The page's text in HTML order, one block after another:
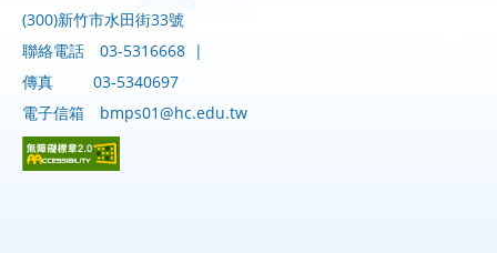
(300)新竹市水田街33號
聯絡電話
03-5316668 |
傳真
03-5340697
電子信箱
bmps01@hc.edu.tw